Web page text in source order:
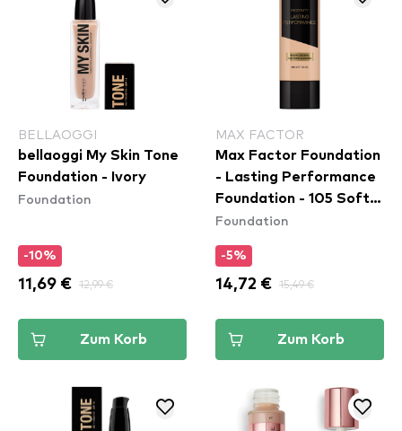
BELLAOGGI
bellaoggi My Skin Tone
Foundation - Ivory
Foundation
-10%
11,69 € 12,99 €
Zum Korb
MAX FACTOR
Max Factor Foundation
- Lasting Performance
Foundation - 105 Soft
Beige
Foundation
-5%
14,72 € 15,49 €
Zum Korb